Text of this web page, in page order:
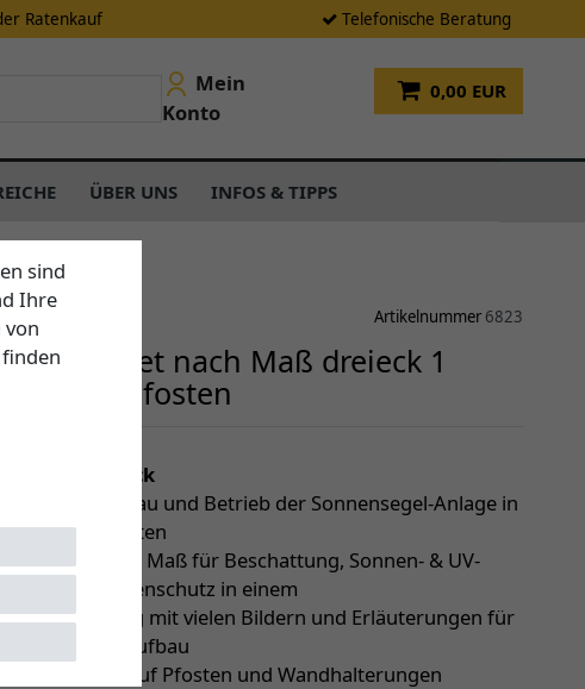
Ratenkauf Telefonische Beratung
0,00 EUR
Mein
Konto
ÜBER UNS INFOS & TIPPS
Artikelnummer 6823
Set nach Maß dreieck 1
2 Pfosten
auf einen Blick
Teile für Aufbau und Betrieb der Sonnensegel-Anlage in
Set enthalten
nach Maß für Beschattung, Sonnen- & UV-
sowie Regenschutz in einem
mit vielen Bildern und Erläuterungen für
Selbstaufbau
Jahre Garantie auf Pfosten und Wandhalterungen
sind
Ihre